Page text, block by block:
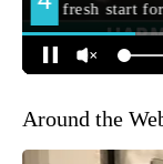
Around the